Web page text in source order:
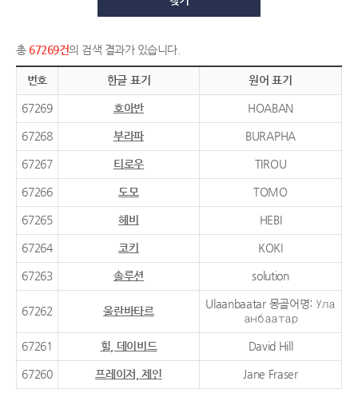
총 67269건의 검색 결과가 있습니다.
번호 한글 표기 원어 표기
67269 호아반 HOABAN
67268 부라파 BURAPHA
67267 티로우 TIROU
67266 도모 TOMO
67265 헤비 HEBI
67264 코키 KOKI
67263 솔루션 solution
67262 울란바타르
Ulaanbaatar 몽골어명: Ула
анбаатар
67261 힐, 데이비드 David Hill
67260 프레이저, 제인 Jane Fraser